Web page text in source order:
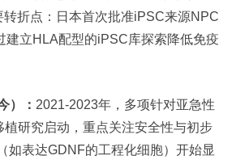
折点：日本首次批准iPSC来源NPC
建立HLA配型的iPSC库探索降低免疫
）： 2021-2023年，多项针对亚急性
研究启动，重点关注安全性与初步
如表达GDNF的工程化细胞）开始显